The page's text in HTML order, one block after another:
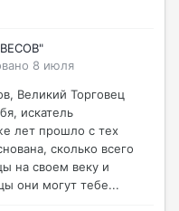
8 июля
Великий Торговец
искатель
лет прошло с тех
сколько всего
на своем веку и
они могут тебе...